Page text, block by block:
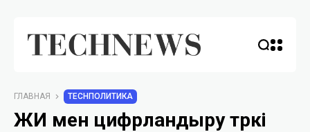
ГЛАВНАЯ TECHПОЛИТИКА
ЖИ мен цифрландыру түркі